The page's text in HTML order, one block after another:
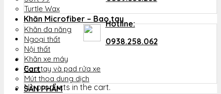
Hotline:
0938.258.062
Cart
No products in the cart.
Turtle Wax
Khăn Microfiber – Bao tay
Khăn đa năng
Ngoại thất
Nội thất
Khăn xe máy
Bao tay và pad rửa xe
Mút thoa dung dịch
SẢN PHẨM